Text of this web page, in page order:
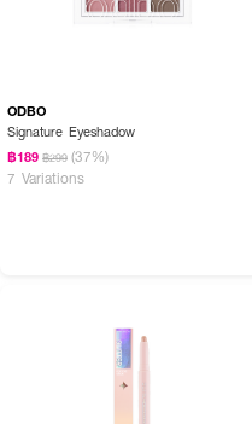
ODBO
Signature Eyeshadow
฿189 ฿299 (37%)
7 Variations